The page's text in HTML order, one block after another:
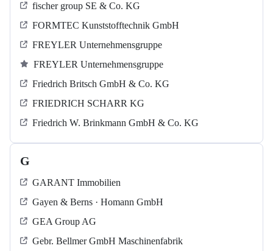
fischer group SE & Co. KG
FORMTEC Kunststofftechnik GmbH
FREYLER Unternehmensgruppe
FREYLER Unternehmensgruppe
Friedrich Britsch GmbH & Co. KG
FRIEDRICH SCHARR KG
Friedrich W. Brinkmann GmbH & Co. KG
G
GARANT Immobilien
Gayen & Berns · Homann GmbH
GEA Group AG
Gebr. Bellmer GmbH Maschinenfabrik